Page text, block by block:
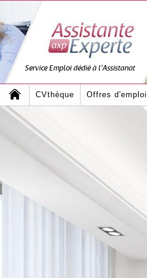
Service Emploi dédié à l'Assistanat
CVthèque Offres d'emploi